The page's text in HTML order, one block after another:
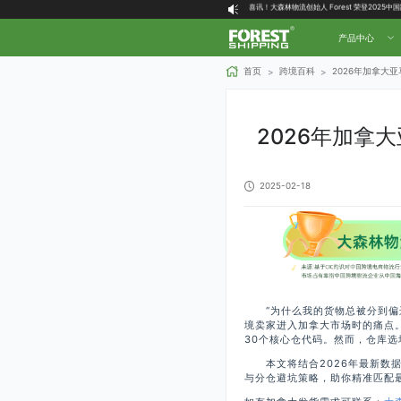
大森林全球物流国内（自营仓）收货地址
大森林16周年庆福利就位，超多好礼等你拿！
产品中心
首页 > 跨境百科 > 2026年加拿大亚
2026年加拿大
2025-02-18
“为什么我的货物总被分到偏
境卖家进入加拿大市场时的痛
30个核心仓代码。然而，仓库
本文将结合2026年最新数据
与分仓避坑策略，助你精准匹